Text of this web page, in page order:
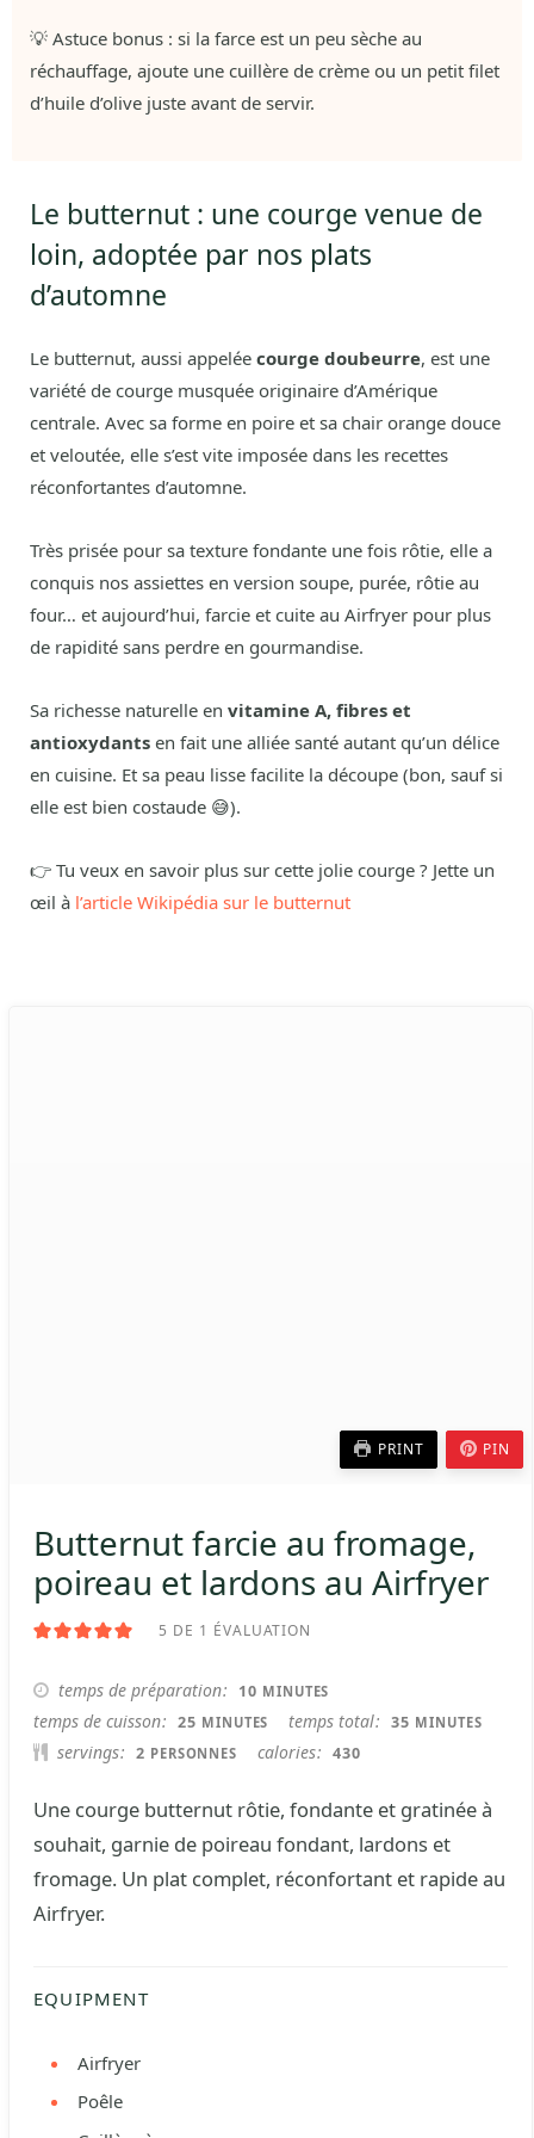
💡 Astuce bonus : si la farce est un peu sèche au
réchauffage, ajoute une cuillère de crème ou un petit filet
d’huile d’olive juste avant de servir.
Le butternut : une courge venue de
loin, adoptée par nos plats
d’automne
Le butternut, aussi appelée courge doubeurre, est une
variété de courge musquée originaire d’Amérique
centrale. Avec sa forme en poire et sa chair orange douce
et veloutée, elle s’est vite imposée dans les recettes
réconfortantes d’automne.
Très prisée pour sa texture fondante une fois rôtie, elle a
conquis nos assiettes en version soupe, purée, rôtie au
four… et aujourd’hui, farcie et cuite au Airfryer pour plus
de rapidité sans perdre en gourmandise.
Sa richesse naturelle en vitamine A, fibres et
antioxydants en fait une alliée santé autant qu’un délice
en cuisine. Et sa peau lisse facilite la découpe (bon, sauf si
elle est bien costaude 😅).
👉 Tu veux en savoir plus sur cette jolie courge ? Jette un
œil à l’article Wikipédia sur le butternut
PRINT PIN
Butternut farcie au fromage,
poireau et lardons au Airfryer
5 DE 1 ÉVALUATION
temps de préparation 10 MINUTES
MINUTES
temps de cuisson 25 MINUTES
MINUTES temps total 35 MINUTES
MINUTES
servings 2 PERSONNES calories 430
Une courge butternut rôtie, fondante et gratinée à
souhait, garnie de poireau fondant, lardons et
fromage. Un plat complet, réconfortant et rapide au
Airfryer.
EQUIPMENT
Airfryer
Poêle